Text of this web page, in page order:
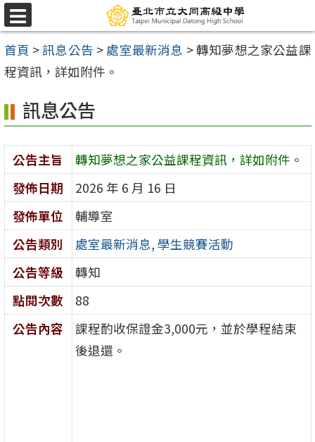
跳
至
主
要
容
區
選
單
首頁 >訊息公告 > 處室最新消息 >轉知夢想之家公益課
程資訊，詳如附件。
訊息公告
公告主旨
轉知夢想之家公益課程資訊，詳如附件。
發佈日期
2026 年 6 月 16 日
發佈單位
輔導室
公告類別
處室最新消息, 學生競賽活動
公告等級
轉知
點閱次數
88
公告內容
課程酌收保證金3,000元，並於學程結束
後退還。